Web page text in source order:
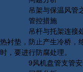
吊架与保温风管之
管控措施
吊杆与托架连接处
热衬垫，防止产生冷桥，
时，要进行防腐处理。
9风机盘管支管安